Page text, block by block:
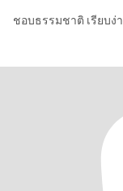
ชอบธรรมชาติ เรียบง่